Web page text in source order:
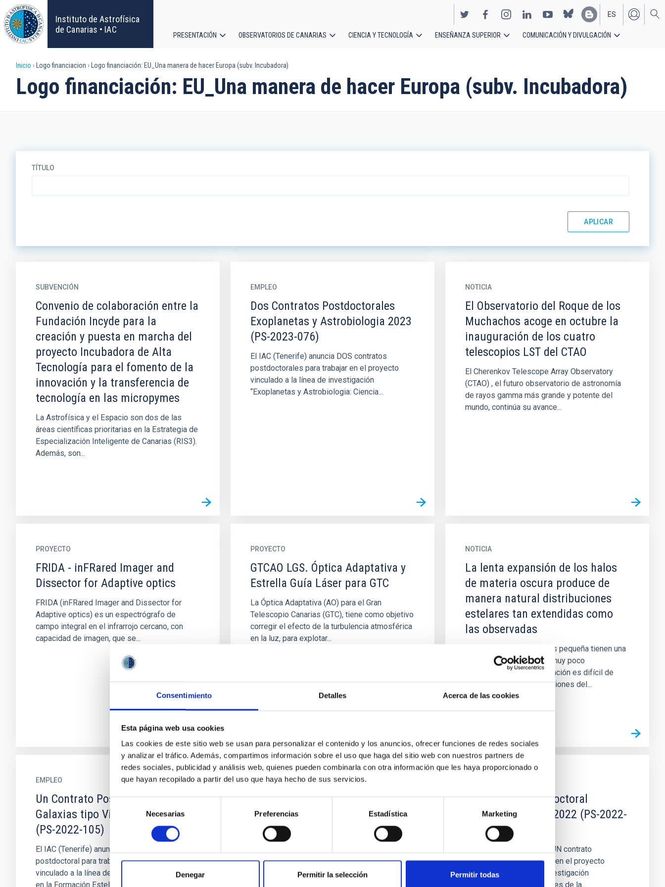
Consentimiento Detalles Acerca de las cookies
Esta página web usa cookies
Las cookies de este sitio web se usan para personalizar el contenido y los anuncios, ofrecer funciones de redes sociales
y analizar el tráfico. Además, compartimos información sobre el uso que haga del sitio web con nuestros partners de
redes sociales, publicidad y análisis web, quienes pueden combinarla con otra información que les haya proporcionado o
que hayan recopilado a partir del uso que haya hecho de sus servicios.
Selección
de
consentimiento
Necesarias Preferencias Estadística Marketing
Denegar Permitir la selección Permitir todas
Pasar
al
contenido
principal
Instituto de Astrofísica
de Canarias • IAC
EN
ES
principal
PRESENTACIÓN OBSERVATORIOS DE CANARIAS CIENCIA Y TECNOLOGÍA ENSEÑANZA SUPERIOR COMUNICACIÓN Y DIVULGACIÓN
Sobrescribir
enlaces
Inicio Logo financiacion Logo financiación: EU_Una manera de hacer Europa (subv. Incubadora)
Logo financiación: EU_Una manera de hacer Europa (subv. Incubadora)
TÍTULO
SUBVENCIÓN
Convenio de colaboración entre la
Fundación Incyde para la
creación y puesta en marcha del
proyecto Incubadora de Alta
Tecnología para el fomento de la
innovación y la transferencia de
tecnología en las micropymes
La Astrofísica y el Espacio son dos de las
áreas científicas prioritarias en la Estrategia de
Especialización Inteligente de Canarias (RIS3).
Además, son...
EMPLEO
Dos Contratos Postdoctorales
Exoplanetas y Astrobiologia 2023
(PS-2023-076)
El IAC (Tenerife) anuncia DOS contratos
postdoctorales para trabajar en el proyecto
vinculado a la línea de investigación
“Exoplanetas y Astrobiologia: Ciencia...
NOTICIA
El Observatorio del Roque de los
Muchachos acoge en octubre la
inauguración de los cuatro
telescopios LST del CTAO
El Cherenkov Telescope Array Observatory
(CTAO) , el futuro observatorio de astronomía
de rayos gamma más grande y potente del
mundo, continúa su avance...
PROYECTO
FRIDA - inFRared Imager and
Dissector for Adaptive optics
FRIDA (inFRared Imager and Dissector for
Adaptive optics) es un espectrógrafo de
campo integral en el infrarrojo cercano, con
capacidad de imagen, que se...
PROYECTO
GTCAO LGS. Óptica Adaptativa y
Estrella Guía Láser para GTC
La Óptica Adaptativa (AO) para el Gran
Telescopio Canarias (GTC), tiene como objetivo
corregir el efecto de la turbulencia atmosférica
en la luz, para explotar...
NOTICIA
La lenta expansión de los halos
de materia oscura produce de
manera natural distribuciones
estelares tan extendidas como
las observadas
Las galaxias de masa mas pequeña tienen una
distribución de estrellas muy poco
concentrada. Esta observación es difícil de
reconciliar con las predicciones del...
EMPLEO
Un Contrato Postdoctoral
Galaxias tipo Via Lactea 2022
(PS-2022-105)
El IAC (Tenerife) anuncia UN contrato
postdoctoral para trabajar en el proyecto
vinculado a la línea de investigación “ Huellas
en la Formación Estelar en...
EMPLEO
Un Contrato Postdoctoral COSMO
2022 (PS-2022-119)
El IAC (Tenerife) anuncia UN contrato
“Cosmología y Astropartículas: Aspectos...
Un Contrato Postdoctoral
COSMOGALCLUST 2022 (PS-2022-
112)
El IAC (Tenerife) anuncia UN contrato
postdoctoral para trabajar en el proyecto
vinculado a la línea de investigación
“Cosmología con trazadores de la...